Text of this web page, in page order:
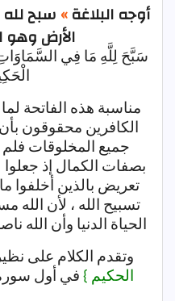
أوجه البلاغة» سبح
الأرض وهو
سَبَّحَ لِلَّهِ مَا فِي
مناسبة هذه الفاتحة
الكافرين محقوقون
جميع المخلوقات فلم
بصفات الكمال إذ جعلوا
تعريض بالذين أخلفوا
تسبيح الله ، لأن
الحياة الدنيا وأن الله
وتقدم الكلام على
الحكيم } في أول